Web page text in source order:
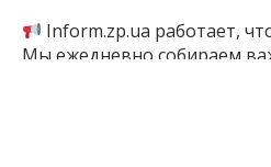
Inform.zp.ua работает,
Мы ежедневно собираем